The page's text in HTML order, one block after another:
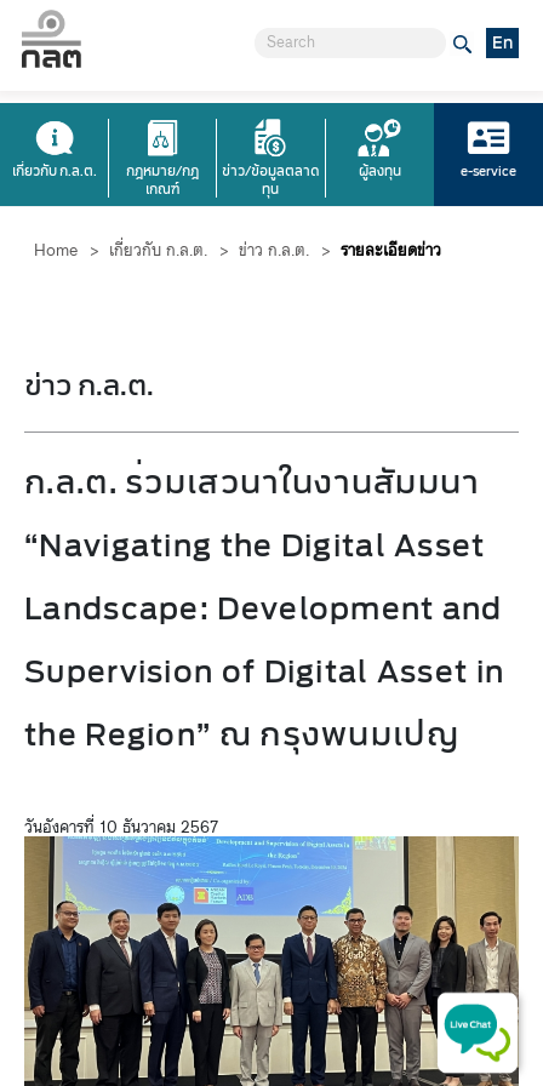
En
เกี่ยวกับ ก.ล.ต.
กฎหมาย/กฎ
เกณฑ์
ข่าว/ข้อมูลตลาด
ทุน
ผู้ลงทุน e-service
Home > เกี่ยวกับ ก.ล.ต. > ข่าว ก.ล.ต. > รายละเอียดข่าว
ข่าว ก.ล.ต.
ก.ล.ต. ร่วมเสวนาในงานสัมมนา
“Navigating the Digital Asset
Landscape: Development and
Supervision of Digital Asset in
the Region” ณ กรุงพนมเปญ
วันอังคารที่ 10 ธันวาคม 2567